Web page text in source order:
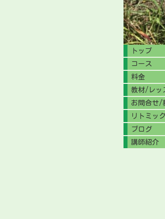
トップ
コース
料金
教材/レッ
お問合せ/
リトミッ
ブログ
講師紹介